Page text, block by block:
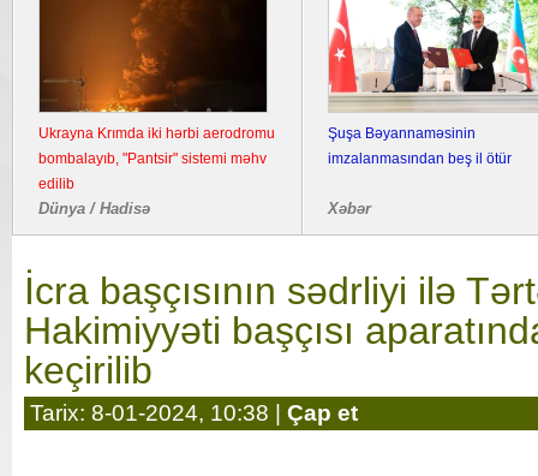
Ukrayna Krımda iki hərbi aerodromu
bombalayıb, "Pantsir" sistemi məhv
edilib
Dünya / Hadisə
Şuşa Bəyannaməsinin
imzalanmasından beş il ötür
Xəbər
İcra başçısının sədrliyi ilə
Hakimiyyəti başçısı
keçirilib
Tarix: 8-01-2024, 10:38 | Çap et